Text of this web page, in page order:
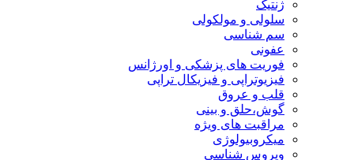
ژنتیک
سلولی و مولکولی
سم شناسی
عفونی
فوریت های پزشکی و اورژانس
فیزیوتراپی و فیزیکال تراپی
قلب و عروق
گوش،حلق و بینی
مراقبت های ویژه
میکروبیولوژی
ویروس شناسی